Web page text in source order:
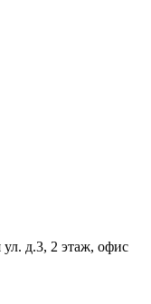
ул. д.3, 2 этаж, офис